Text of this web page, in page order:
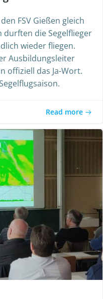
FSV Gießen gleich
die Segelflieger
wieder fliegen.
Ausbildungsleiter
offiziell das Ja-Wort.
Read more